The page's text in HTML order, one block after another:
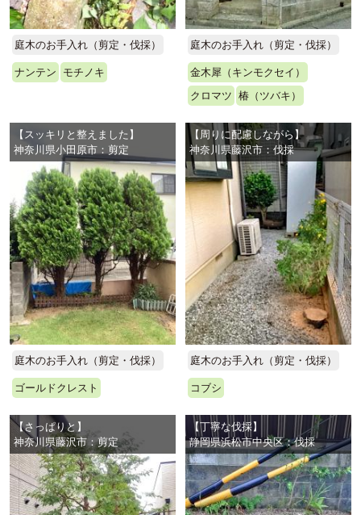
庭木のお手入れ（剪定・伐採）
ナンテン モチノキ
庭木のお手入れ（剪定・伐採）
金木犀（キンモクセイ）
クロマツ
椿（ツバキ）
【スッキリと整えました】
神奈川県小田原市：剪定
庭木のお手入れ（剪定・伐採）
ゴールドクレスト
【周りに配慮しながら】
神奈川県藤沢市：伐採
庭木のお手入れ（剪定・伐採）
コブシ
【さっぱりと】
神奈川県藤沢市：剪定
【丁寧な伐採】
静岡県浜松市中央区：伐採